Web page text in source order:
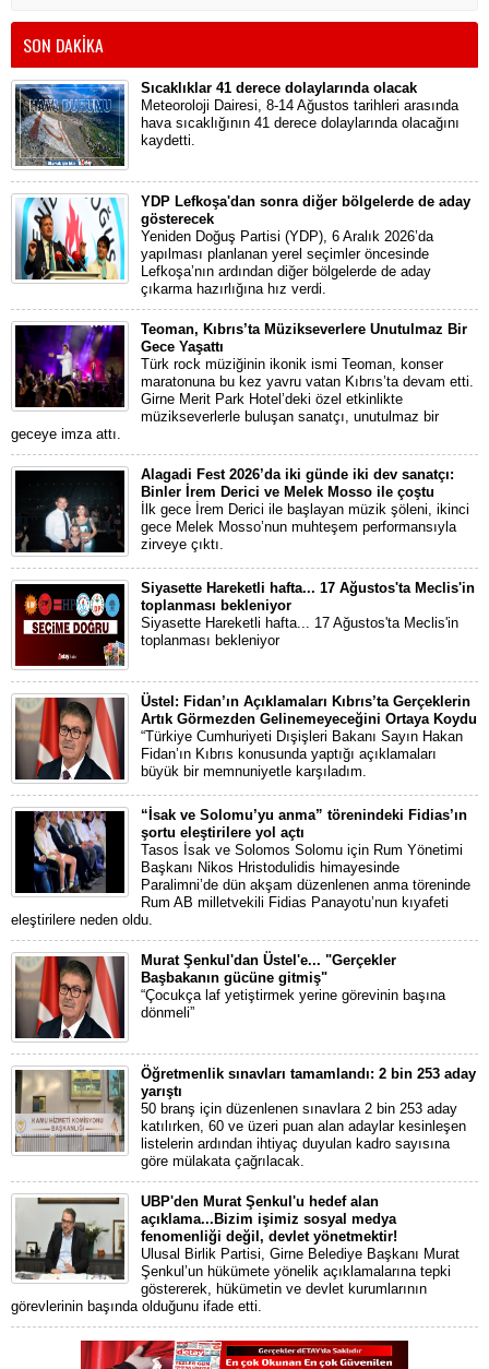
SON DAKİKA
Sıcaklıklar 41 derece dolaylarında olacak
Meteoroloji Dairesi, 8-14 Ağustos tarihleri arasında
hava sıcaklığının 41 derece dolaylarında olacağını
kaydetti.
YDP Lefkoşa'dan sonra diğer bölgelerde de aday
gösterecek
Yeniden Doğuş Partisi (YDP), 6 Aralık 2026’da
yapılması planlanan yerel seçimler öncesinde
Lefkoşa’nın ardından diğer bölgelerde de aday
çıkarma hazırlığına hız verdi.
Teoman, Kıbrıs’ta Müzikseverlere Unutulmaz Bir
Gece Yaşattı
Türk rock müziğinin ikonik ismi Teoman, konser
maratonuna bu kez yavru vatan Kıbrıs’ta devam etti.
Girne Merit Park Hotel’deki özel etkinlikte
müzikseverlerle buluşan sanatçı, unutulmaz bir
geceye imza attı.
Alagadi Fest 2026’da iki günde iki dev sanatçı:
Binler İrem Derici ve Melek Mosso ile çoştu
İlk gece İrem Derici ile başlayan müzik şöleni, ikinci
gece Melek Mosso’nun muhteşem performansıyla
zirveye çıktı.
Siyasette Hareketli hafta... 17 Ağustos'ta Meclis'in
toplanması bekleniyor
Siyasette Hareketli hafta... 17 Ağustos'ta Meclis'in
toplanması bekleniyor
Üstel: Fidan’ın Açıklamaları Kıbrıs’ta Gerçeklerin
Artık Görmezden Gelinemeyeceğini Ortaya Koydu
“Türkiye Cumhuriyeti Dışişleri Bakanı Sayın Hakan
Fidan’ın Kıbrıs konusunda yaptığı açıklamaları
büyük bir memnuniyetle karşıladım.
“İsak ve Solomu’yu anma” törenindeki Fidias’ın
şortu eleştirilere yol açtı
Tasos İsak ve Solomos Solomu için Rum Yönetimi
Başkanı Nikos Hristodulidis himayesinde
Paralimni’de dün akşam düzenlenen anma töreninde
Rum AB milletvekili Fidias Panayotu’nun kıyafeti
eleştirilere neden oldu.
Murat Şenkul'dan Üstel'e... "Gerçekler
Başbakanın gücüne gitmiş"
“Çocukça laf yetiştirmek yerine görevinin başına
dönmeli”
Öğretmenlik sınavları tamamlandı: 2 bin 253 aday
yarıştı
50 branş için düzenlenen sınavlara 2 bin 253 aday
katılırken, 60 ve üzeri puan alan adaylar kesinleşen
listelerin ardından ihtiyaç duyulan kadro sayısına
göre mülakata çağrılacak.
UBP'den Murat Şenkul'u hedef alan
açıklama...Bizim işimiz sosyal medya
fenomenliği değil, devlet yönetmektir!
Ulusal Birlik Partisi, Girne Belediye Başkanı Murat
Şenkul’un hükümete yönelik açıklamalarına tepki
göstererek, hükümetin ve devlet kurumlarının
görevlerinin başında olduğunu ifade etti.